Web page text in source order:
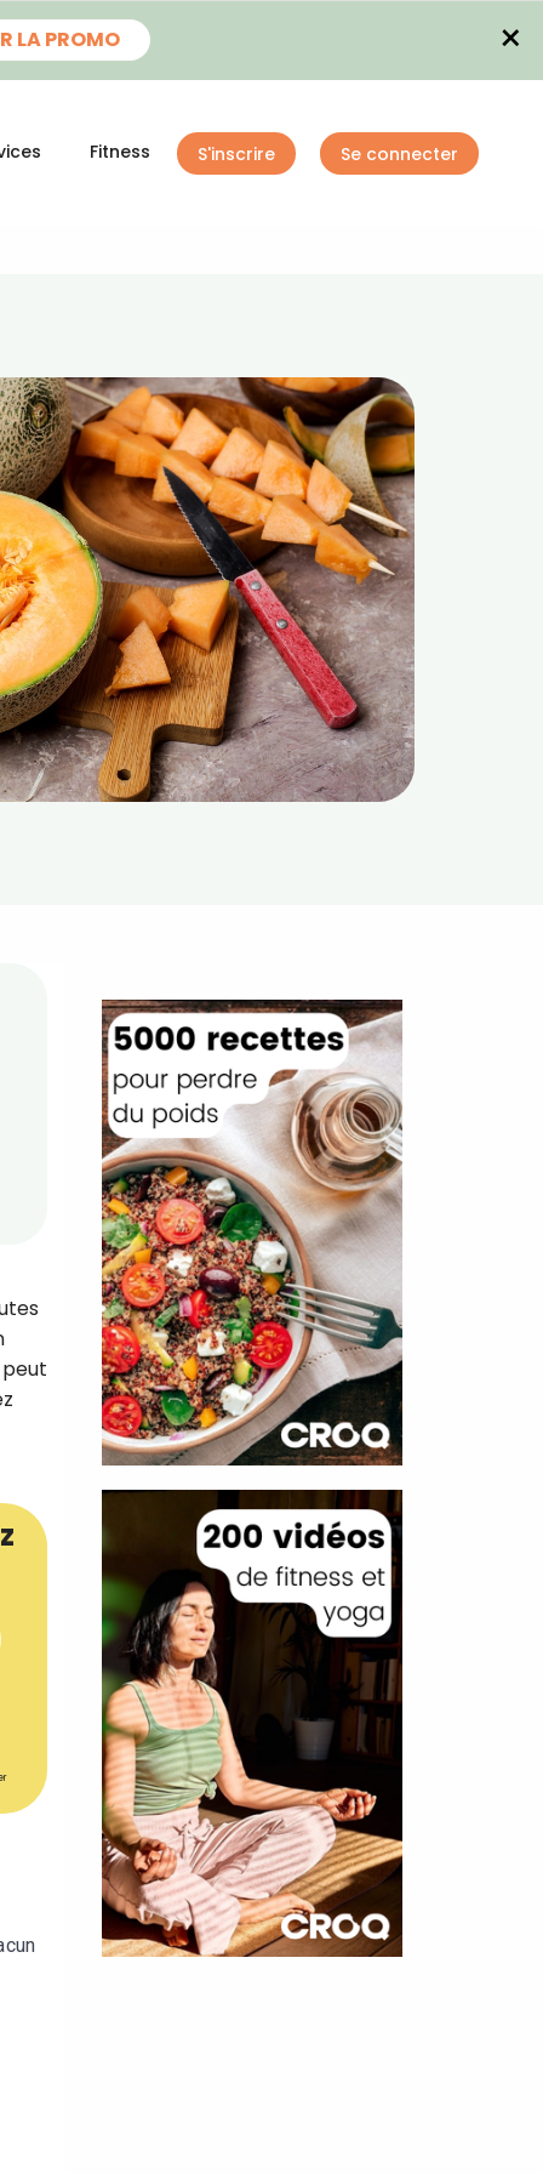
LA PROMO ×
Fitness S'inscrire Se connecter
de